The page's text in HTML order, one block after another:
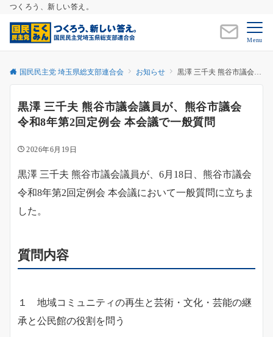
つくろう、新しい答え。
Menu
国民民主党 埼玉県総支部連合会 お知らせ 黒澤 三千夫 熊谷市議会議員が、熊谷市議会 令和8年第2回定例会 本会議で一般質問
黒澤 三千夫 熊谷市議会議員が、熊谷市議会
令和8年第2回定例会 本会議で一般質問
2026年6月19日
黒澤 三千夫 熊谷市議会議員が、6月18日、熊谷市議会
令和8年第2回定例会 本会議において一般質問に立ちま
した。
質問内容
１ 地域コミュニティの再生と芸術・文化・芸能の継
承と公民館の役割を問う